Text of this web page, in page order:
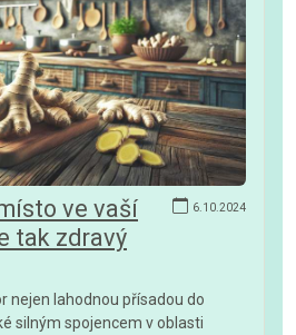
6.10.2024
ve vaší
tak zdravý
nejen lahodnou přísadou do
silným spojencem v oblasti